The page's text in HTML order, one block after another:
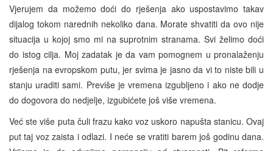
Vjerujem da možemo doći do rješenja ako uspostavimo takav
dijalog tokom narednih nekoliko dana. Morate shvatiti da ovo nije
situacija u kojoj smo mi na suprotnim stranama. Svi želimo doći
do istog cilja. Moj zadatak je da vam pomognem u pronalaženju
rješenja na evropskom putu, jer svima je jasno da vi to niste bili u
stanju uraditi sami. Previše je vremena izgubljeno i ako ne dodje
do dogovora do nedjelje, izgubićete još više vremena.
Već ste više puta čuli frazu kako voz uskoro napušta stanicu. Ovaj
put taj voz zaista i odlazi. I neće se vratiti barem još godinu dana.